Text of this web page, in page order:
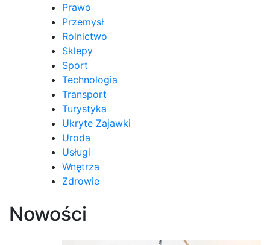
Prawo
Przemysł
Rolnictwo
Sklepy
Sport
Technologia
Transport
Turystyka
Ukryte Zajawki
Uroda
Usługi
Wnętrza
Zdrowie
Nowości